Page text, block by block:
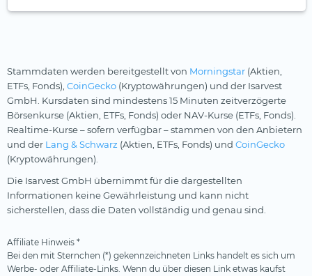
Stammdaten werden bereitgestellt von Morningstar (Aktien,
ETFs, Fonds), CoinGecko (Kryptowährungen) und der Isarvest
GmbH. Kursdaten sind mindestens 15 Minuten zeitverzögerte
Börsenkurse (Aktien, ETFs, Fonds) oder NAV-Kurse (ETFs, Fonds).
Realtime-Kurse – sofern verfügbar – stammen von den Anbietern
und der Lang & Schwarz (Aktien, ETFs, Fonds) und CoinGecko
(Kryptowährungen).
Die Isarvest GmbH übernimmt für die dargestellten
Informationen keine Gewährleistung und kann nicht
sicherstellen, dass die Daten vollständig und genau sind.
Affiliate Hinweis *
Bei den mit Sternchen (*) gekennzeichneten Links handelt es sich um
Werbe- oder Affiliate-Links. Wenn du über diesen Link etwas kaufst